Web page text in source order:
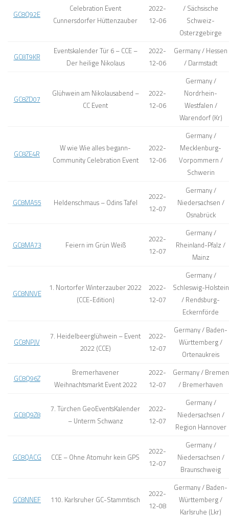
GC8Q92E
Celebration Event
Cunnersdorfer Hüttenzauber
2022-
12-06
/ Sächsische
Schweiz-
Osterzgebirge
GC8T9KR
Eventskalender Tür 6 – CCE –
Der heilige Nikolaus
2022-
12-06
Germany / Hessen
/ Darmstadt
GC8ZD07
Glühwein am Nikolausabend –
CC Event
2022-
12-06
Germany /
Nordrhein-
Westfalen /
Warendorf (Kr)
GC8ZE4R
W wie Wie alles begann-
Community Celebration Event
2022-
12-06
Germany /
Mecklenburg-
Vorpommern /
Schwerin
GC8MA55 Heldenschmaus – Odins Tafel
2022-
12-07
Germany /
Niedersachsen /
Osnabrück
GC8MA73 Feiern im Grün Weiß
2022-
12-07
Germany /
Rheinland-Pfalz /
Mainz
GC8NNVE
1. Nortorfer Winterzauber 2022
(CCE-Edition)
2022-
12-07
Germany /
Schleswig-Holstein
/ Rendsburg-
Eckernförde
GC8NPJV
7. Heidelbeerglühwein – Event
2022 (CCE)
2022-
12-07
Germany / Baden-
Württemberg /
Ortenaukreis
GC8Q96Z
Bremerhavener
Weihnachtsmarkt Event 2022
2022-
12-07
Germany / Bremen
/ Bremerhaven
GC8Q9Z8
7. Türchen GeoEventsKalender
– Unterm Schwanz
2022-
12-07
Germany /
Niedersachsen /
Region Hannover
GC8QACG CCE – Ohne Atomuhr kein GPS
2022-
12-07
Germany /
Niedersachsen /
Braunschweig
GC8NNEF 110. Karlsruher GC-Stammtisch
2022-
12-08
Germany / Baden-
Württemberg /
Karlsruhe (Lkr)